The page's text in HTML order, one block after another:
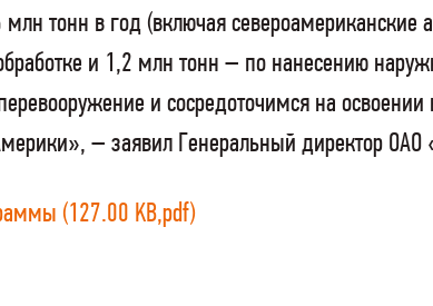
тонн в год (включая североамериканские
и 1,2 млн тонн – по нанесению
и сосредоточимся на
– заявил Генеральный директор
(127.00 KB,pdf)